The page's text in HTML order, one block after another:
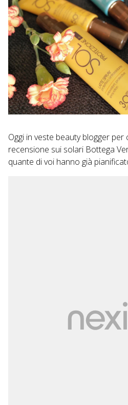
Oggi in veste beauty blogger
recensione sui solari Bottega
quante di voi hanno già